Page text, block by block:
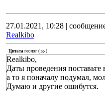
27.01.2021, 10:28 |
Realkibo
Цитата геолог ( )
Realkibo,
Даты проведения поставьте
а то я поначалу подумал,
Думаю и другие ошибутся.